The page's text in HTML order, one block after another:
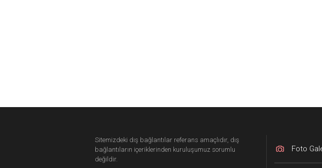
Sitemizdeki dış bağlantılar referans amaçlıdır, dış
bağlantıların içeriklerinden kuruluşumuz sorumlu
değildir.
Foto